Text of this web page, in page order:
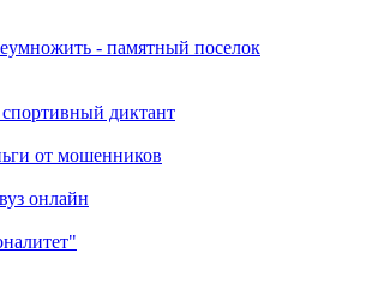
- памятный поселок
диктант
от мошенников
онлайн